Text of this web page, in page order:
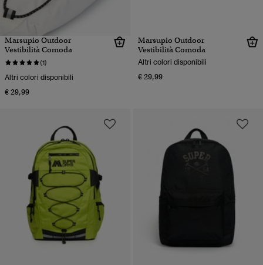
Marsupio Outdoor
Vestibilità Comoda
(1)
Altri colori disponibili
€ 29,99
Marsupio Outdoor
Vestibilità Comoda
Altri colori disponibili
€ 29,99